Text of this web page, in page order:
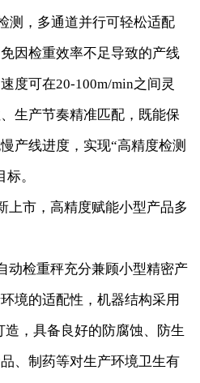
测，多通道并行可轻松适配
因检重效率不足导致的产线
度可在20-100m/min之间灵
生产节奏精准匹配，既能保
产线进度，实现“高精度检测
。
上市，高精度赋能小型产品多
动检重秤充分兼顾小型精密产
境的适配性，机器结构采用
造，具备良好的防腐蚀、防生
、制药等对生产环境卫生有